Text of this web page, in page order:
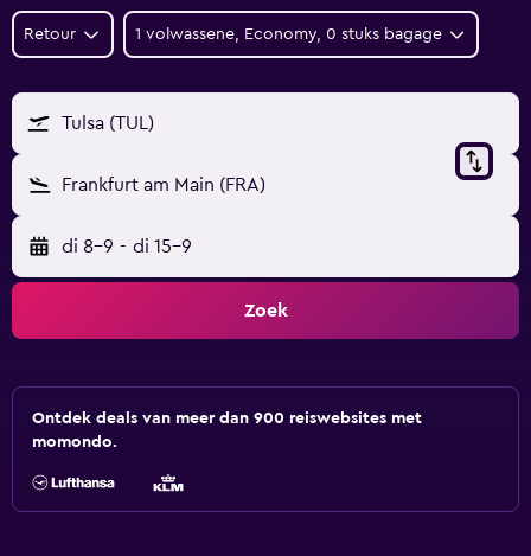
Retour 1 volwassene, Economy, 0 stuks bagage
Tulsa (TUL)
Frankfurt am Main (FRA)
di 8-9 - di 15-9
Zoek
Ontdek deals van meer dan 900 reiswebsites met
momondo.